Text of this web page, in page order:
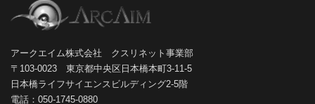
アークエイム株式会社 クスリネット事業部
〒103-0023 東京都中央区日本橋本町3-11-5
日本橋ライフサイエンスビルディング2-5階
電話：050-1745-0880